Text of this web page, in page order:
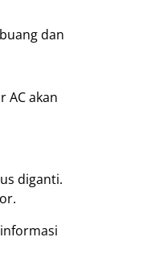
dan
AC akan
diganti.